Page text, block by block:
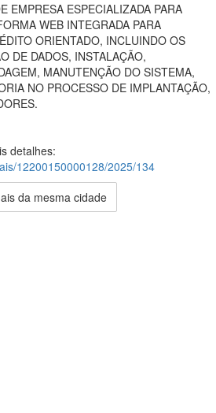
EMPRESA ESPECIALIZADA PARA
WEB INTEGRADA PARA
ORIENTADO, INCLUINDO OS
DE DADOS, INSTALAÇÃO,
MANUTENÇÃO DO SISTEMA,
NO PROCESSO DE IMPLANTAÇÃO,
detalhes:
12200150000128/2025/134
da mesma cidade